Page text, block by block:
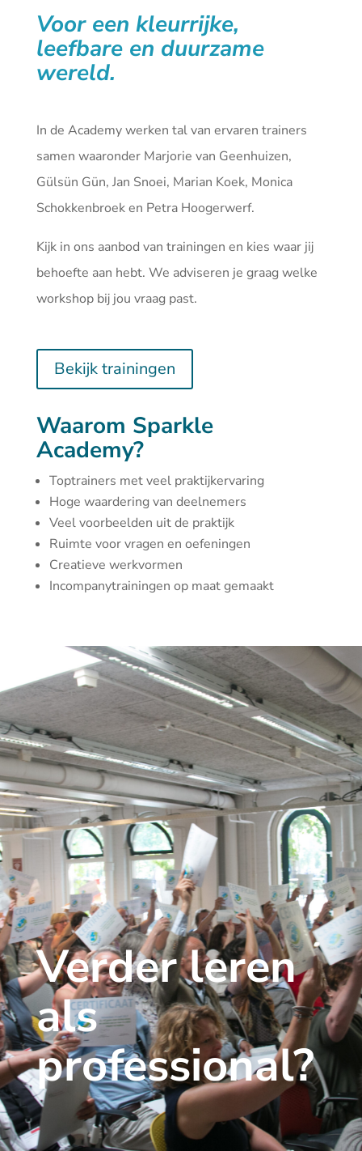
Voor een kleurrijke,
leefbare en duurzame
wereld.
In de Academy werken tal van ervaren trainers
samen waaronder Marjorie van Geenhuizen,
Gülsün Gün, Jan Snoei, Marian Koek, Monica
Schokkenbroek en Petra Hoogerwerf.
Kijk in ons aanbod van trainingen en kies waar jij
behoefte aan hebt. We adviseren je graag welke
workshop bij jou vraag past.
Bekijk trainingen
Waarom Sparkle
Academy?
Toptrainers met veel praktijkervaring
Hoge waardering van deelnemers
Veel voorbeelden uit de praktijk
Ruimte voor vragen en oefeningen
Creatieve werkvormen
Incompanytrainingen op maat gemaakt
Verder leren
als
professional?